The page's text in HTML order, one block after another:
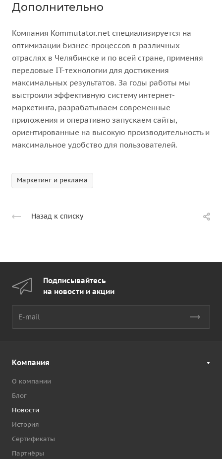
Дополнительно
Компания Kommutator.net специализируется на
оптимизации бизнес-процессов в различных
отраслях в Челябинске и по всей стране, применяя
передовые IT-технологии для достижения
максимальных результатов. За годы работы мы
выстроили эффективную систему интернет-
маркетинга, разрабатываем современные
приложения и оперативно запускаем сайты,
ориентированные на высокую производительность и
максимальное удобство для пользователей.
Маркетинг и реклама
Назад к списку
Подписывайтесь
на новости и акции
Компания
О компании
Блог
Новости
История
Сертификаты
Партнёры